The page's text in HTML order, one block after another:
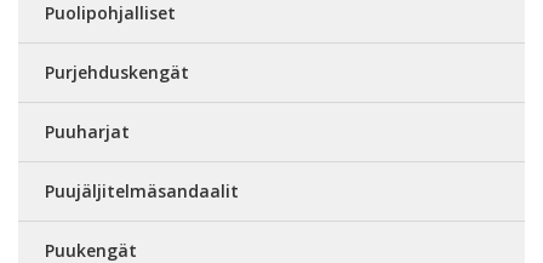
Puolipohjalliset
Purjehduskengät
Puuharjat
Puujäljitelmäsandaalit
Puukengät